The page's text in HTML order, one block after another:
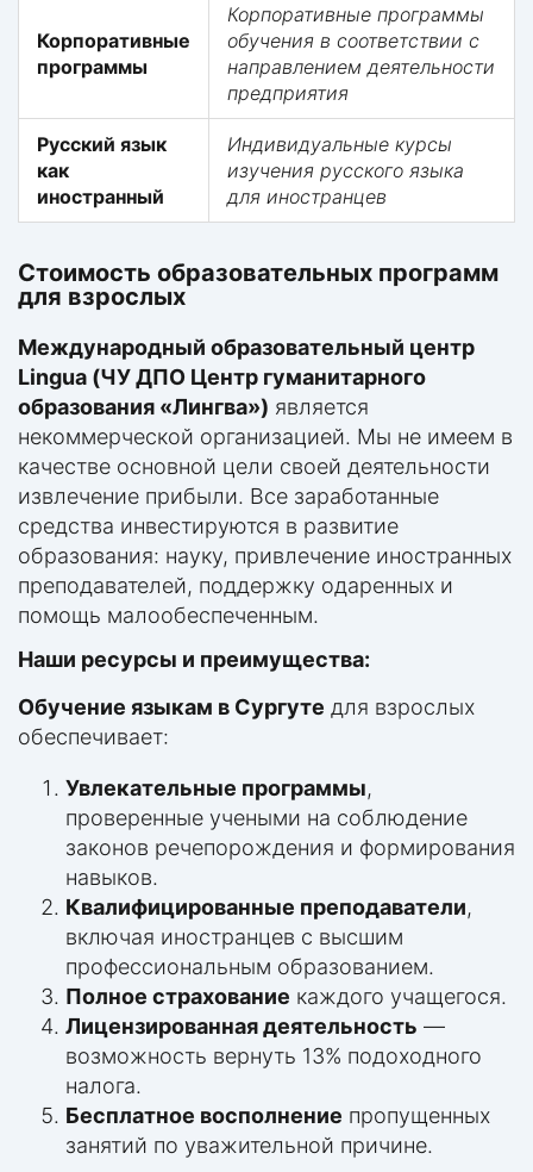
Корпоративные
программы
Корпоративные программы
обучения в соответствии с
направлением деятельности
предприятия
Русский язык
как
иностранный
Индивидуальные курсы
изучения русского языка
для иностранцев
Стоимость образовательных программ
для взрослых
Международный образовательный центр
Lingua (ЧУ ДПО Центр гуманитарного
образования «Лингва») является
некоммерческой организацией. Мы не имеем в
качестве основной цели своей деятельности
извлечение прибыли. Все заработанные
средства инвестируются в развитие
образования: науку, привлечение иностранных
преподавателей, поддержку одаренных и
помощь малообеспеченным.
Наши ресурсы и преимущества:
Обучение языкам в Сургуте для взрослых
обеспечивает:
Увлекательные программы,
проверенные учеными на соблюдение
законов речепорождения и формирования
навыков.
Квалифицированные преподаватели,
включая иностранцев с высшим
профессиональным образованием.
Полное страхование каждого учащегося.
Лицензированная деятельность —
возможность вернуть 13% подоходного
налога.
Бесплатное восполнение пропущенных
занятий по уважительной причине.